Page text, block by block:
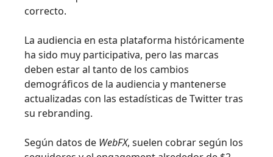
correcto.
La audiencia en esta plataforma históricamente
ha sido muy participativa, pero las marcas
deben estar al tanto de los cambios
demográficos de la audiencia y mantenerse
actualizadas con las estadísticas de Twitter tras
su rebranding.
Según datos de WebFX, suelen cobrar según los